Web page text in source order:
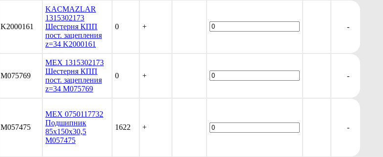
K2000161
KACMAZLAR
1315302173
Шестерня КПП
пост. зацепления
z=34 K2000161
0 + -
M075769
MEX 1315302173
Шестерня КПП
пост. зацепления
z=34 M075769
0 + -
M057475
MEX 0750117732
Подшипник
85x150x30,5
M057475
1622 + -